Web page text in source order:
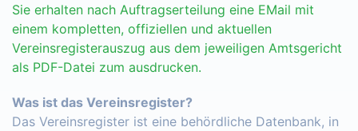
Sie erhalten nach Auftragserteilung eine EMail mit
einem kompletten, offiziellen und aktuellen
Vereinsregisterauszug aus dem jeweiligen Amtsgericht
als PDF-Datei zum ausdrucken.
Was ist das Vereinsregister?
Das Vereinsregister ist eine behördliche Datenbank, in